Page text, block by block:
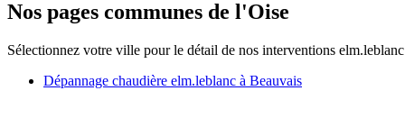
Nos pages communes de l'Oise
Sélectionnez votre ville pour le détail de nos interventions
Dépannage chaudière elm.leblanc à Beauvais